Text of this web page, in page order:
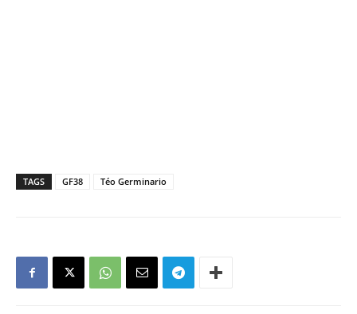
TAGS GF38 Téo Germinario